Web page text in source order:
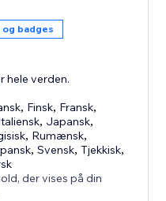
og badges
hele verden.
, Finsk, Fransk,
, Japansk,
, Rumænsk,
,Svensk,Tjekkisk,
der vises på din